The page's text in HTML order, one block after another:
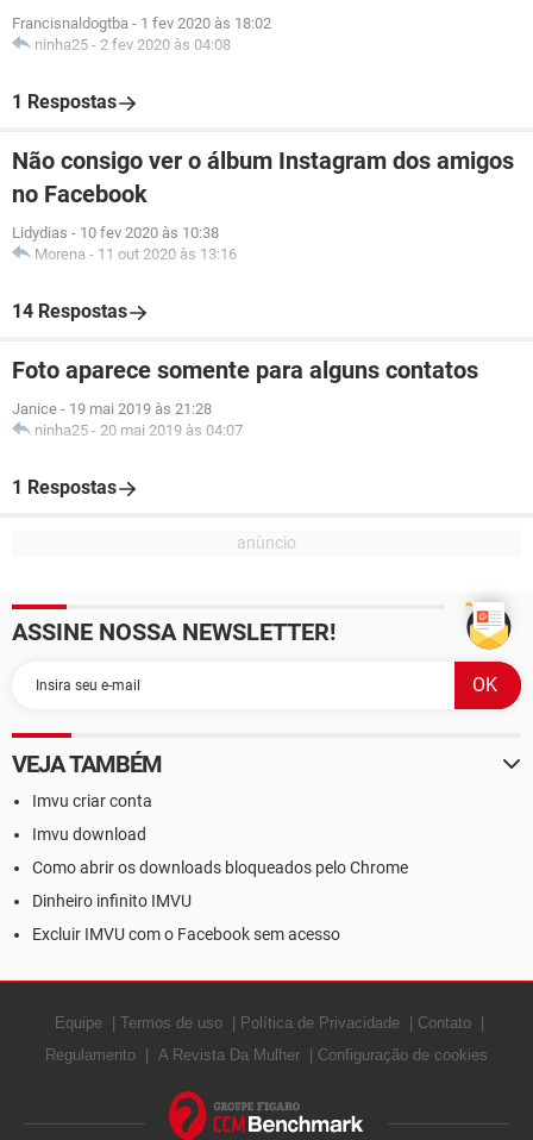
Francisnaldogtba - 1 fev 2020 às 18:02
ninha25 - 2 fev 2020 às 04:08
1 Respostas
Não consigo ver o álbum Instagram dos amigos
no Facebook
Lidydias - 10 fev 2020 às 10:38
Morena - 11 out 2020 às 13:16
14 Respostas
Foto aparece somente para alguns contatos
Janice - 19 mai 2019 às 21:28
ninha25 - 20 mai 2019 às 04:07
1 Respostas
ASSINE NOSSA NEWSLETTER!
VEJA TAMBÉM
Imvu criar conta
Imvu download
Como abrir os downloads bloqueados pelo Chrome
Dinheiro infinito IMVU
Excluir IMVU com o Facebook sem acesso
Equipe Termos de uso Política de Privacidade
Contato
Regulamento
A Revista Da Mulher Configuração de cookies